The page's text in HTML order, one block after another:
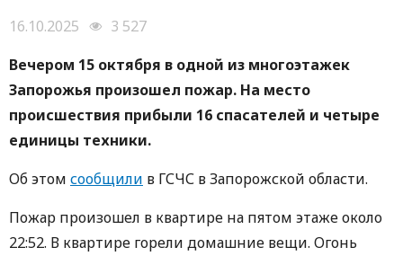
16.10.2025
3 527
Вечером 15 октября в одной из многоэтажек
Запорожья произошел пожар. На место
происшествия прибыли 16 спасателей и четыре
единицы техники.
Об этом сообщили в ГСЧС в Запорожской области.
Пожар произошел в квартире на пятом этаже около
22:52. В квартире горели домашние вещи. Огонь